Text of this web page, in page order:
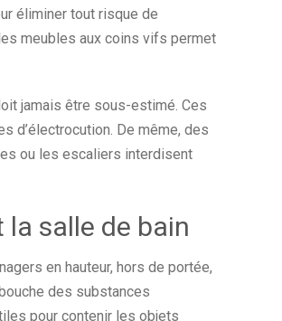
éliminer tout risque de
meubles aux coins vifs permet
jamais être sous-estimé. Ces
d’électrocution. De même, des
ou les escaliers interdisent
salle de bain
en hauteur, hors de portée,
des substances
pour contenir les objets